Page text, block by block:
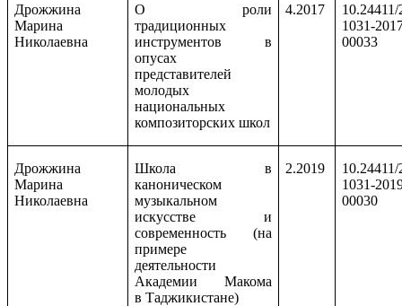
Дрожжина
Марина
Николаевна
О роли
традиционных
инструментов в
опусах
представителей
молодых
национальных
композиторских школ
4.2017
1031-
00033
Дрожжина
Марина
Николаевна
Школа в
каноническом
музыкальном
искусстве и
современность (на
примере
деятельности
Академии Макома
в Таджикистане)
2.2019
1031-
00030